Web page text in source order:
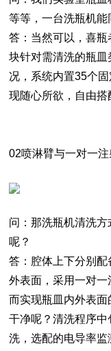
等等，一台洗瓶机能
答：当然可以，喜
块针对需清洗的瓶
况，系统内置35个
现随心所欲，自由搭
02喷淋臂与一对一
问：那洗瓶机清洗
呢？
答：腔体上下分别
外表面，采用一对
而实现瓶皿内外表
干净呢？清洗程序
洗，选配的电导率